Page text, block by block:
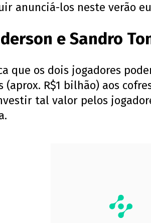
anunciá-los neste verão
e Sandro
que os dois jogadores
(aprox. R$1 bilhão) aos
tal valor pelos